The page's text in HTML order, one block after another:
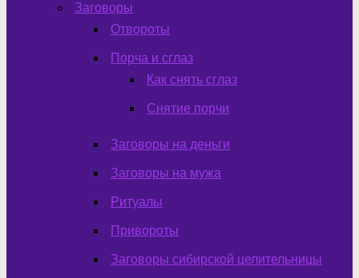
Заговоры
Отвороты
Порча и сглаз
Как снять сглаз
Снятие порчи
Заговоры на деньги
Заговоры на мужа
Ритуалы
Привороты
Заговоры сибирской целительницы